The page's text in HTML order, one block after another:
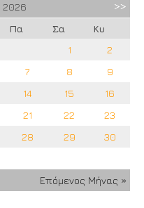
2026
Πα Σα
Κυ
1
2
7 8
9
14 15
16
21 22
23
28 29
30
Επόμενος Μήνας »